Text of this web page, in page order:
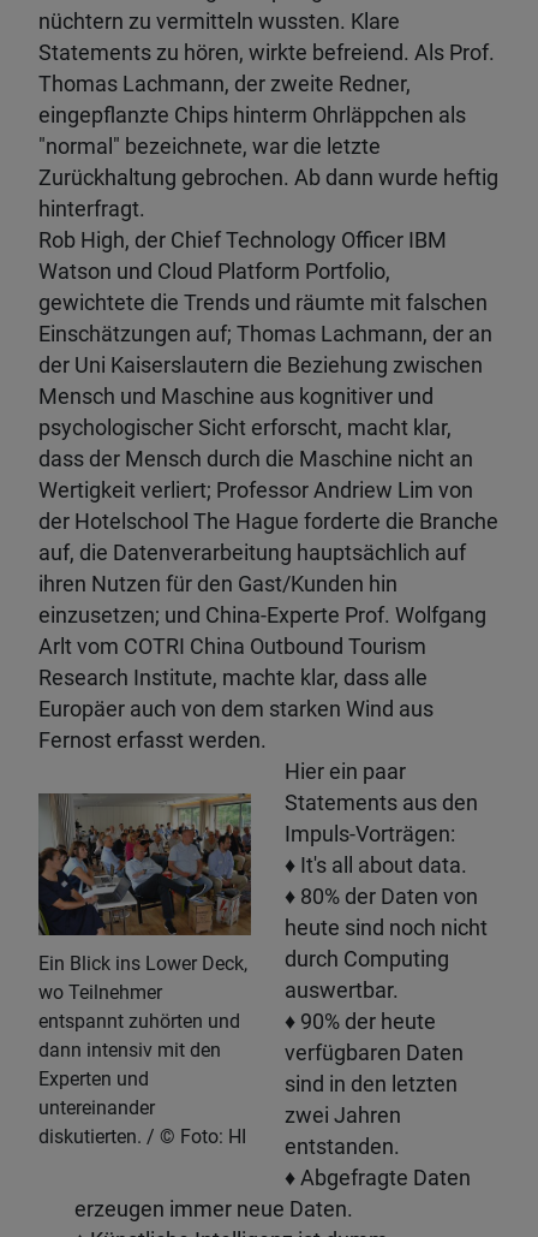
nüchtern zu vermitteln wussten. Klare
Statements zu hören, wirkte befreiend. Als Prof.
Thomas Lachmann, der zweite Redner,
eingepflanzte Chips hinterm Ohrläppchen als
"normal" bezeichnete, war die letzte
Zurückhaltung gebrochen. Ab dann wurde heftig
hinterfragt.
Rob High, der Chief Technology Officer IBM
Watson und Cloud Platform Portfolio,
gewichtete die Trends und räumte mit falschen
Einschätzungen auf; Thomas Lachmann, der an
der Uni Kaiserslautern die Beziehung zwischen
Mensch und Maschine aus kognitiver und
psychologischer Sicht erforscht, macht klar,
dass der Mensch durch die Maschine nicht an
Wertigkeit verliert; Professor Andriew Lim von
der Hotelschool The Hague forderte die Branche
auf, die Datenverarbeitung hauptsächlich auf
ihren Nutzen für den Gast/Kunden hin
einzusetzen; und China-Experte Prof. Wolfgang
Arlt vom COTRI China Outbound Tourism
Research Institute, machte klar, dass alle
Europäer auch von dem starken Wind aus
Fernost erfasst werden.
Ein Blick ins Lower Deck,
wo Teilnehmer
entspannt zuhörten und
dann intensiv mit den
Experten und
untereinander
diskutierten.
Foto: HI
Hier ein paar
Statements aus den
Impuls-Vorträgen:
♦ It's all about data.
♦ 80% der Daten von
heute sind noch nicht
durch Computing
auswertbar.
♦ 90% der heute
verfügbaren Daten
sind in den letzten
zwei Jahren
entstanden.
♦ Abgefragte Daten
erzeugen immer neue Daten.